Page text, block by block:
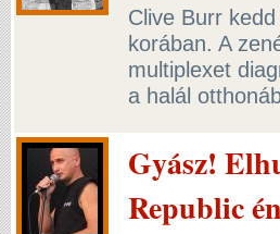
Clive Burr
korában. A
multiplexet
a halál
Gyász!
Republic